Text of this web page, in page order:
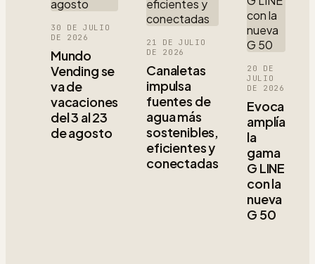
30 DE JULIO
DE 2026
Mundo
Vending se
va de
vacaciones
del 3 al 23
de agosto
21 DE JULIO
DE 2026
Canaletas
impulsa
fuentes de
agua más
sostenibles,
eficientes y
conectadas
20 DE
JULIO
DE 2026
Evoca
amplía
la
gama
G LINE
con la
nueva
G 50